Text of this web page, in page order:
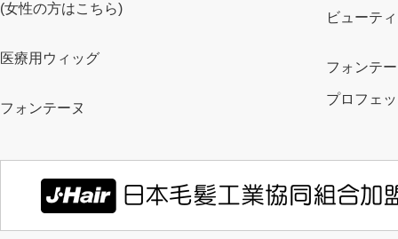
(女性の方はこちら)
医療用ウィッグ
フォンテーヌ
ビューテ
フォンテ
プロフェ